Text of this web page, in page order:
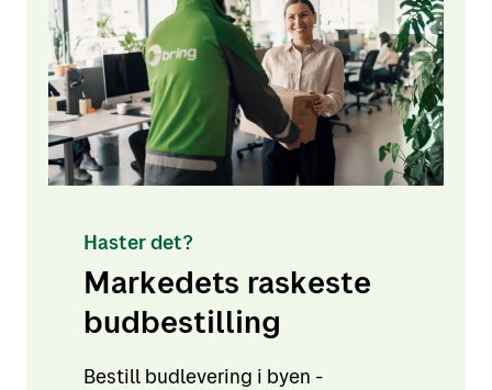
Haster det?
Markedets raskeste
budbestilling
Bestill budlevering i byen -